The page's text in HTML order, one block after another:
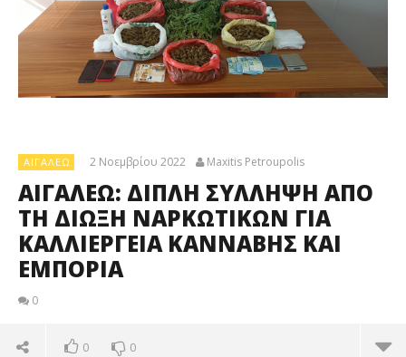
ΑΙΓΆΛΕΩ 2 Νοεμβρίου 2022 Maxitis Petroupolis
ΑΙΓΑΛΕΩ: ΔΙΠΛΗ ΣΥΛΛΗΨΗ ΑΠΟ
ΤΗ ΔΙΩΞΗ ΝΑΡΚΩΤΙΚΩΝ ΓΙΑ
ΚΑΛΛΙΕΡΓΕΙΑ ΚΑΝΝΑΒΗΣ ΚΑΙ
ΕΜΠΟΡΙΑ
0
0 0